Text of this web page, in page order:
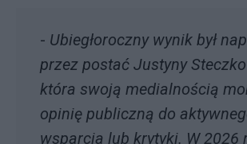
- Ubiegłoroczny wynik był
przez postać Justyny
która swoją medialnością
opinię publiczną do
wsparcia lub krytyki. W 2026